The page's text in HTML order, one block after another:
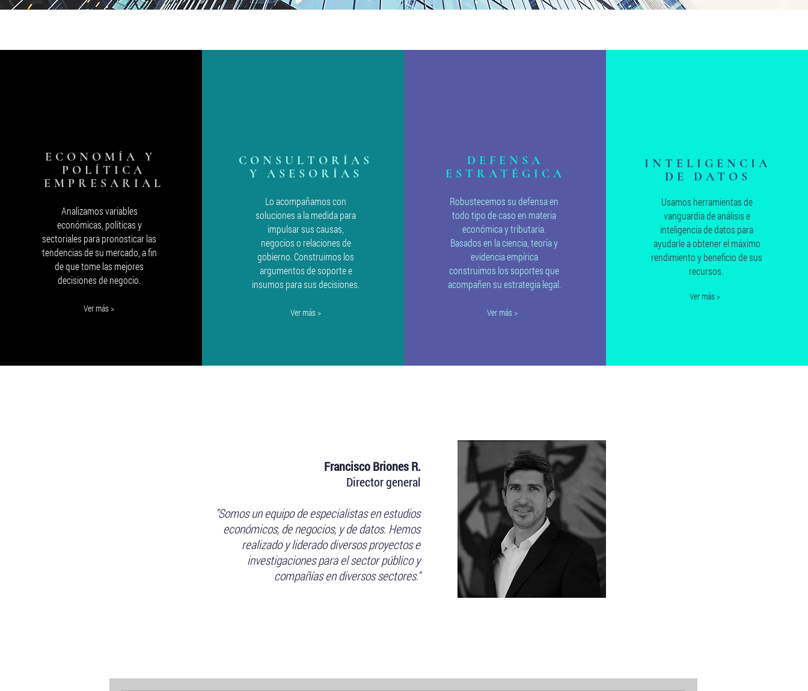
ECONOMÍA Y
POLÍTICA
EMPRESARIAL
Analizamos variables
económicas, políticas y
sectoriales para pronosticar las
tendencias de su mercado, a fin
de que tome las mejores
decisiones de negocio.
Ver más >
CONSULTORÍAS
Y ASESORÍAS
Lo acompañamos con
soluciones a la medida para
impulsar sus causas,
negocios o relaciones de
gobierno. Construimos los
argumentos de soporte e
insumos para sus decisiones.
Ver más >
DEFENSA
ESTRATÉGICA
Robustecemos su defensa en
todo tipo de caso en materia
económica y tributaria.
Basados en la ciencia, teoría y
evidencia empírica
construimos los soportes que
acompañen su estrategia legal.
Ver más >
INTELIGENCIA
DE DATOS
Usamos herramientas de
vanguardia de análisis e
inteligencia de datos para
ayudarle a obtener el máximo
rendimiento y beneficio de sus
recursos.
Ver más >
Francisco Briones R.
Director general
"Somos un equipo de especialistas en estudios
económicos, de negocios, y de datos. Hemos
realizado y liderado diversos proyectos e
investigaciones para el sector público y
compañías en diversos sectores."